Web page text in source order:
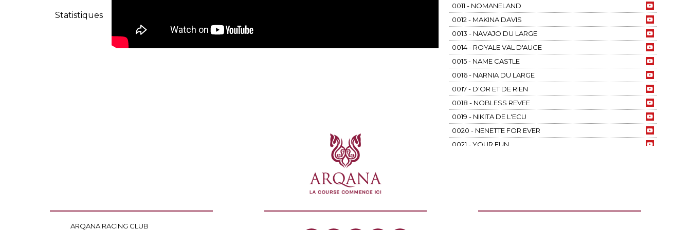
Statistiques
0011 - NOMANELAND
0012 - MAKINA DAVIS
0013 - NAVAJO DU LARGE
0014 - ROYALE VAL D'AUGE
0015 - NAME CASTLE
0016 - NARNIA DU LARGE
0017 - D'OR ET DE RIEN
0018 - NOBLESS REVEE
0019 - NIKITA DE L'ECU
0020 - NENETTE FOR EVER
0021 - YOUR FUN
0026 - NIKITA KARWIN
ARQANA RACING CLUB